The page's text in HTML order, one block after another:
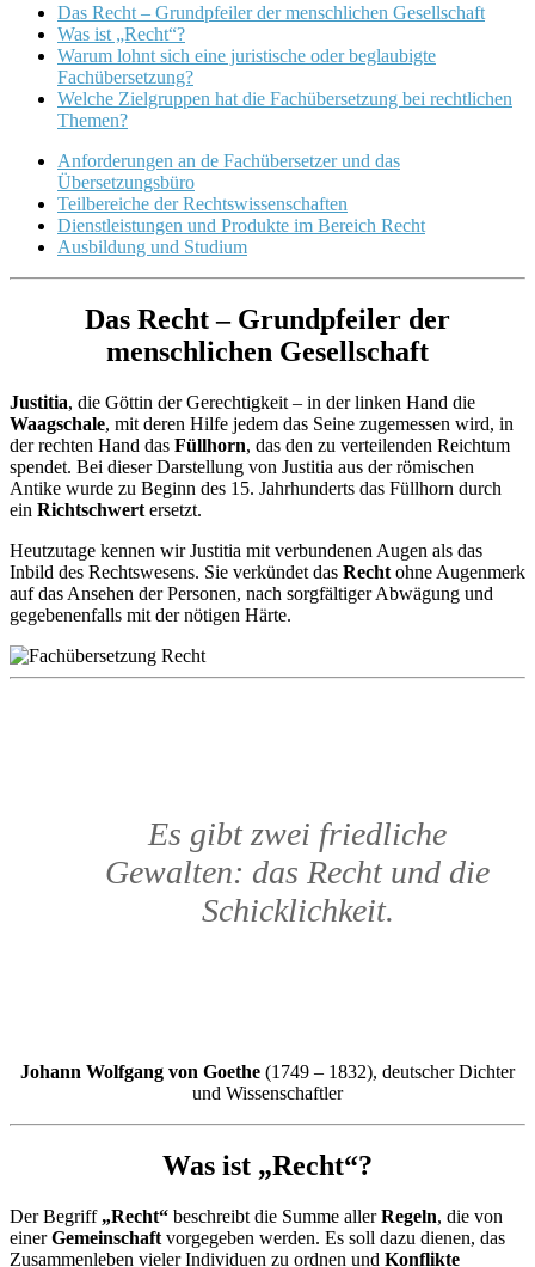
Das Recht – Grundpfeiler der menschlichen Gesellschaft
Was ist „Recht“?
Warum lohnt sich eine juristische oder beglaubigte
Fachübersetzung?
Welche Zielgruppen hat die Fachübersetzung bei rechtlichen
Themen?
Anforderungen an de Fachübersetzer und das
Übersetzungsbüro
Teilbereiche der Rechtswissenschaften
Dienstleistungen und Produkte im Bereich Recht
Ausbildung und Studium
Das Recht – Grundpfeiler der
menschlichen Gesellschaft
Justitia, die Göttin der Gerechtigkeit – in der linken Hand die
Waagschale, mit deren Hilfe jedem das Seine zugemessen wird, in
der rechten Hand das Füllhorn, das den zu verteilenden Reichtum
spendet. Bei dieser Darstellung von Justitia aus der römischen
Antike wurde zu Beginn des 15. Jahrhunderts das Füllhorn durch
ein Richtschwert ersetzt.
Heutzutage kennen wir Justitia mit verbundenen Augen als das
Inbild des Rechtswesens. Sie verkündet das Recht ohne Augenmerk
auf das Ansehen der Personen, nach sorgfältiger Abwägung und
gegebenenfalls mit der nötigen Härte.
Es gibt zwei friedliche
Gewalten: das Recht und die
Schicklichkeit.
Johann Wolfgang von Goethe (1749 – 1832), deutscher Dichter
und Wissenschaftler
Was ist „Recht“?
Der Begriff „Recht“ beschreibt die Summe allerRegeln, die von
einerGemeinschaft vorgegeben werden. Es soll dazu dienen, das
Zusammenleben vieler Individuen zu ordnen und Konflikte